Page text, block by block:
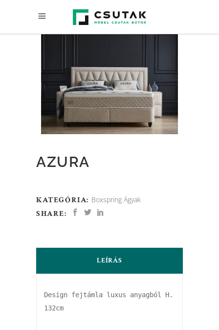
AZURA
KATEGÓRIA: Boxspring Ágyak
SHARE:
LEÍRÁS
Design fejtámla luxus anyagból H.
132cm